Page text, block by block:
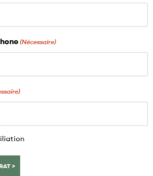
(Nécessaire)